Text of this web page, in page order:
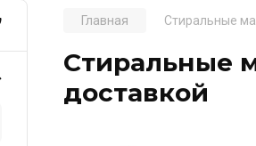
Главная Стиральные
Стиральные
доставкой